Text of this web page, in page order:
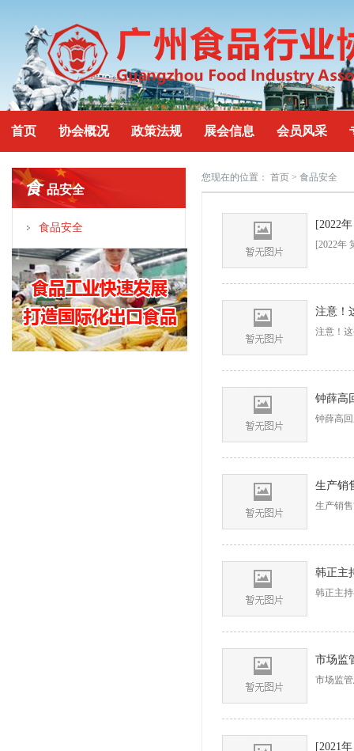
首页 协会概况 政策法规 展会信息 会员风采
食 品安全
食品安全
您现在的位置： 首页 > 食品安全
[2022年
注意！
注意！
钟薛高
钟薛高
生产销
生产销
韩正主
市场监